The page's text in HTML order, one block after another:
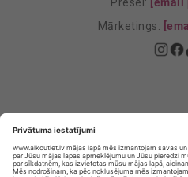
Mārketings:
Privātuma
E-veikala